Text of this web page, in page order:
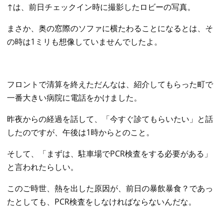
↑は、前日チェックイン時に撮影したロビーの写真。
まさか、奥の窓際のソファに横たわることになるとは、そ
の時は1ミリも想像していませんでしたよ。
フロントで清算を終えただんなは、紹介してもらった町で
一番大きい病院に電話をかけました。
昨夜からの経過を話して、「今すぐ診てもらいたい」と話
したのですが、午後は1時からとのこと。
そして、「まずは、駐車場でPCR検査をする必要がある」
と言われたらしい。
このご時世、熱を出した原因が、前日の暴飲暴食？であっ
たとしても、PCR検査をしなければならないんだな。